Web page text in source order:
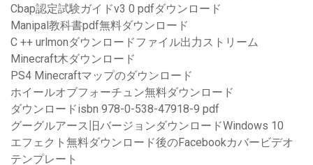
Cbap認定試験ガイドv3 0 pdfダウンロード
Manipal教科書pdf無料ダウンロード
C ++ urlmonダウンロードファイル出力ストリーム
Minecraft木ダウンロード
PS4 Minecraftマップのダウンロード
ホイールオブフォーチュン無料ダウンロード
ダウンロードisbn 978-0-538-47918-9 pdf
グーグルアース旧バージョンダウンロードWindows 10
エフェクト無料ダウンロード後のFacebookカバービデオ
テンプレート